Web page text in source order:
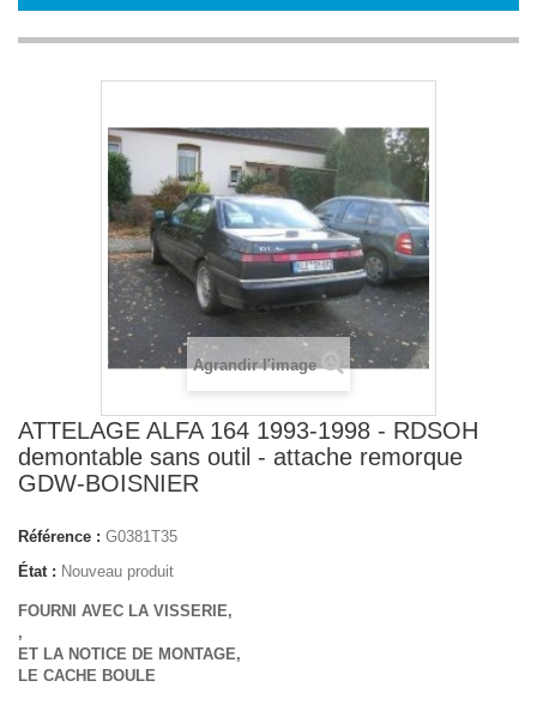
Agrandir l'image
ATTELAGE ALFA 164 1993-1998 - RDSOH
demontable sans outil - attache remorque
GDW-BOISNIER
Référence : G0381T35
État : Nouveau produit
FOURNI AVEC LA VISSERIE,
,
ET LA NOTICE DE MONTAGE,
LE CACHE BOULE